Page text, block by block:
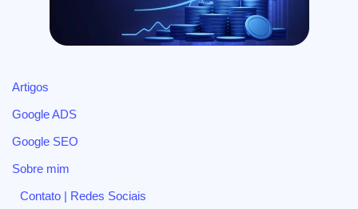
Artigos
Google ADS
Google SEO
Sobre mim
Contato | Redes Sociais